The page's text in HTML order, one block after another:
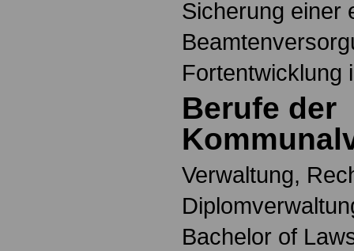
Sicherung einer
Fortentwicklung
Berufe der
Verwaltung,
Bachelor of